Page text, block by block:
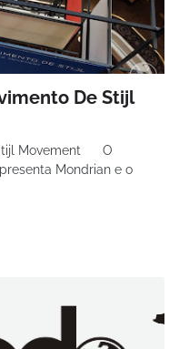
De Stijl
Stijl Movement O
Mondrian e o